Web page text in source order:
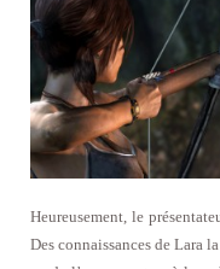
Heureusement, le
Des connaissances de Lara